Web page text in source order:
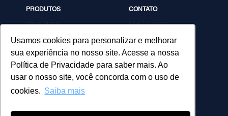
Usamos cookies para personalizar e melhorar
sua experiência no nosso site. Acesse a nossa
Política de Privacidade para saber mais. Ao
usar o nosso site, você concorda com o uso de
cookies. Saiba mais
PRODUTOS
PowerMinds
Estúdio de Conteúdos
MicroPower Classes
Consultoria
CONTATO
Fale Conosco
Política de Privacidade